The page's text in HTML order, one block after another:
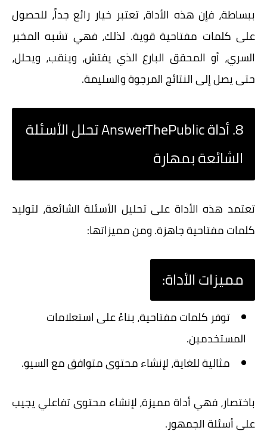
ببساطة، فإن هذه الأداة، تعتبر خيار رائع جداً، للحصول
على كلمات مفتاحية قوية. لذلك، فهي تشبه المخبر
السري، أو المحقق البارع الذي يفتش، وينقب، ويحلل،
حتى يصل إلى النتائج المرجوة والسليمة.
8. أداة AnswerThePublic تحلل الأسئلة
الشائعة بمهارة
تعتمد هذه الأداة على تحليل الأسئلة الشائعة، لتوليد
كلمات مفتاحية جاهزة. ومن مميزاتها:
مميزات الأداة:
توفر كلمات مفتاحية، بناءً على استعلامات
المستخدمين.
مثالية للغاية، لإنشاء محتوى متوافق مع السيو.
باختصار، فهي أداة مميزة، لإنشاء محتوى تفاعلي يجيب
على أسئلة الجمهور.